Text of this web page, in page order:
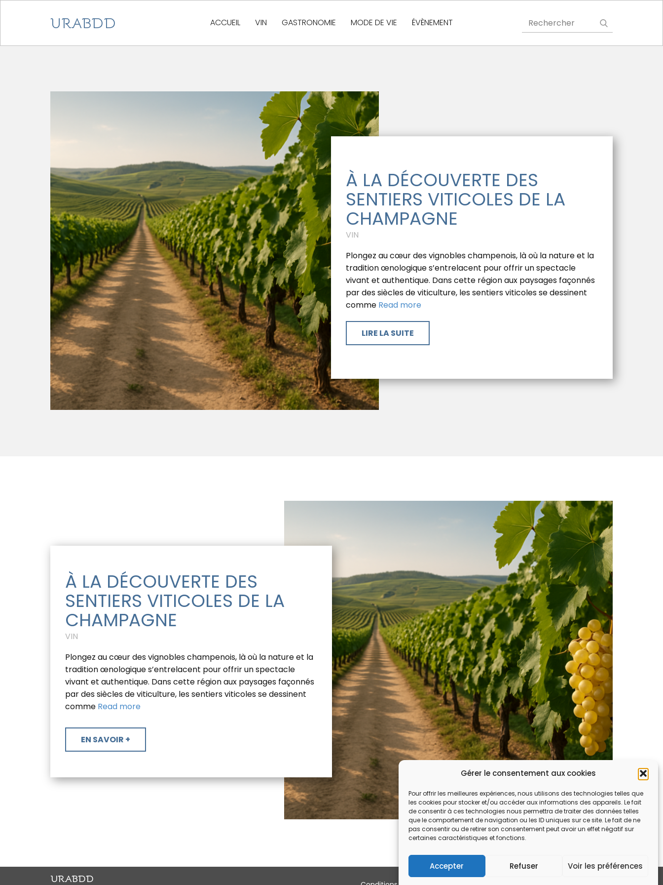
Gérer le consentement aux cookies
Pour offrir les meilleures expériences, nous utilisons des technologies telles que
les cookies pour stocker et/ou accéder aux informations des appareils. Le fait
de consentir à ces technologies nous permettra de traiter des données telles
que le comportement de navigation ou les ID uniques sur ce site. Le fait de ne
pas consentir ou de retirer son consentement peut avoir un effet négatif sur
certaines caractéristiques et fonctions.
Accepter Refuser Voir les préférences
ACCUEIL VIN GASTRONOMIE MODE DE VIE ÉVÈNEMENT
URABDD
À LA DÉCOUVERTE DES
SENTIERS VITICOLES DE LA
CHAMPAGNE
VIN
Plongez au cœur des vignobles champenois, là où la nature et la
tradition œnologique s’entrelacent pour offrir un spectacle
vivant et authentique. Dans cette région aux paysages façonnés
par des siècles de viticulture, les sentiers viticoles se dessinent
comme Read more
​LIRE LA SUITE
À LA DÉCOUVERTE DES
SENTIERS VITICOLES DE LA
CHAMPAGNE
VIN
Plongez au cœur des vignobles champenois, là où la nature et la
tradition œnologique s’entrelacent pour offrir un spectacle
vivant et authentique. Dans cette région aux paysages façonnés
par des siècles de viticulture, les sentiers viticoles se dessinent
comme Read more
​EN SAVOIR +
URABDD